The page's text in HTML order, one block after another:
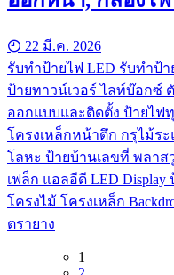
22 มี.ค. 2026
รับทําป้ายไฟ LED รับทำป้า
ป้ายทาวน์เวอร์ ไลท์บ๊อกซ์
ออกแบบและติดตั้ง ป้ายไฟ
โครงเหล็กหน้าตึก กรุไม้ร
โลหะ ป้ายบ้านเลขที่ พลา
เฟล็ก แอลอีดี LED
โครงไม้ โครงเหล็ก
ตรายาง
1